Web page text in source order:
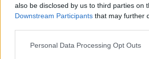
also be disclosed by us to third parties on
Downstream Participants that may further
Please note that this website/app uses
Personal Data Processing Opt Outs
επένδυσαν σε αυτή τη σχέση
και η αιφνίδια ανατροπή των
πρόσβασης δημιουργεί